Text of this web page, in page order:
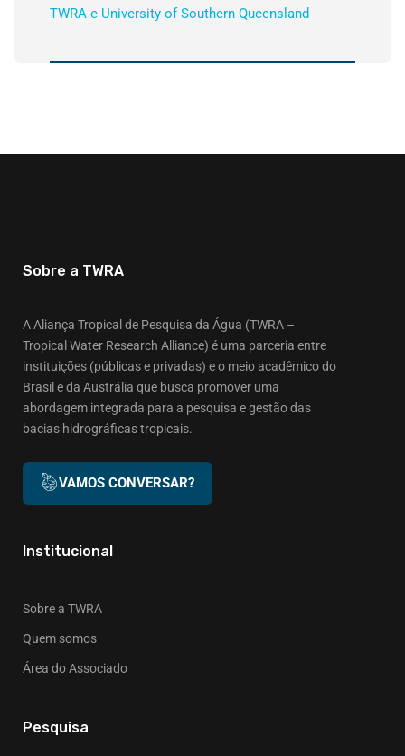
TWRA e University of Southern Queensland
Sobre a TWRA
A Aliança Tropical de Pesquisa da Água (TWRA –
Tropical Water Research Alliance) é uma parceria entre
instituições (públicas e privadas) e o meio acadêmico do
Brasil e da Austrália que busca promover uma
abordagem integrada para a pesquisa e gestão das
bacias hidrográficas tropicais.
VAMOS CONVERSAR?
Institucional
Sobre a TWRA
Quem somos
Área do Associado
Pesquisa